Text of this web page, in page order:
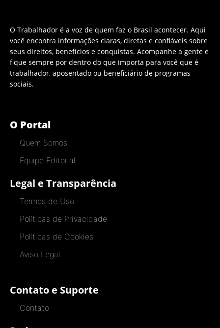
O Trabalhador é a voz de quem faz o Brasil acontecer. Aqui
você encontra informações claras, diretas e confiáveis sobre
seus direitos, benefícios e conquistas. Acompanhe a gente e
fique sempre por dentro do que importa para você que é
trabalhador, aposentado ou beneficiário de programas
sociais.
O Portal
Quem Somos
Equipe Editorial
Legal e Transparência
Termos de Uso
Políticas de Privacidade
Políticas de Cookies
Aviso Legal
Contato e Suporte
Contato